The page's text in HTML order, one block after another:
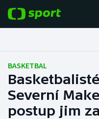
Fotbal
Hokej
Tenis
BASKETBAL
Severní
postup jim